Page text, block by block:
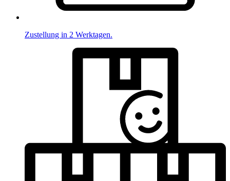
Zustellung in 2 Werktagen.